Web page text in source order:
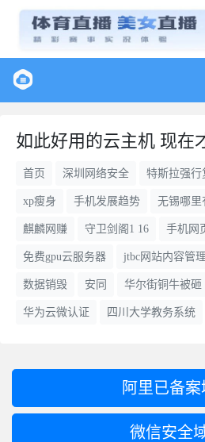
如此好用的云主机 现在
首页 深圳网络安全 特斯拉强行
xp瘦身 手机发展趋势 无锡哪里
麒麟网赚 守卫剑阁1 16 手机网
免费gpu云服务器 jtbc网站内容管
数据销毁 安同 华尔街铜牛被砸
华为云微认证 四川大学教务系统
阿里已备案
微信安全